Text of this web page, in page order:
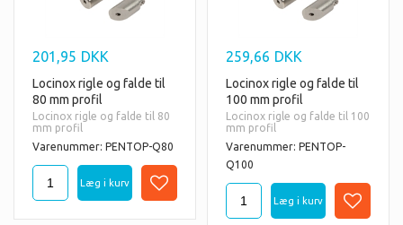
201,95 DKK
Locinox rigle og falde til
80 mm profil
Locinox rigle og falde til 80
mm profil
Varenummer: PENTOP-Q80
259,66 DKK
Locinox rigle og falde til
100 mm profil
Locinox rigle og falde til 100
mm profil
Varenummer: PENTOP-
Q100